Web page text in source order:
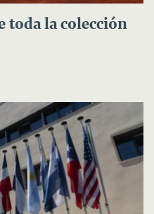
toda la colección